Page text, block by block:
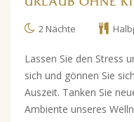
2 Nächte
Lassen Sie den Stress
sich und gönnen Sie
Auszeit. Tanken Sie
Ambiente unseres